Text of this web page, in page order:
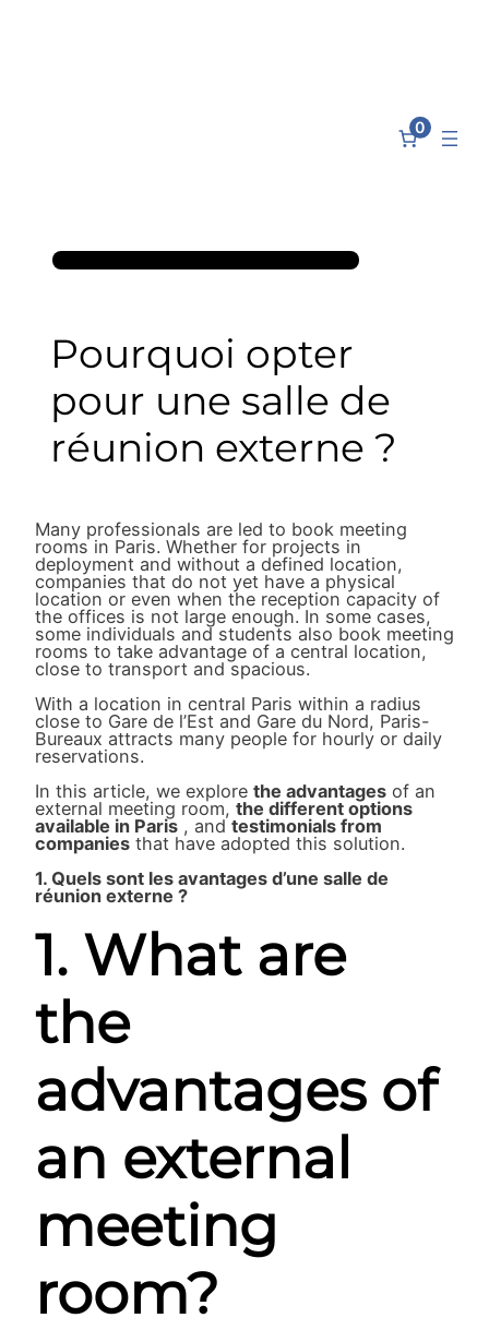
0
Pourquoi opter
pour une salle de
réunion externe ?
Many professionals are led to book meeting
rooms in Paris. Whether for projects in
deployment and without a defined location,
companies that do not yet have a physical
location or even when the reception capacity of
the offices is not large enough. In some cases,
some individuals and students also book meeting
rooms to take advantage of a central location,
close to transport and spacious.
With a location in central Paris within a radius
close to Gare de l’Est and Gare du Nord, Paris-
Bureaux attracts many people for hourly or daily
reservations.
In this article, we explore the advantages of an
external meeting room, the different options
available in Paris , andtestimonials from
companies that have adopted this solution.
1. Quels sont les avantages d’une salle de
réunion externe ?
1. What are
the
advantages of
an external
meeting
room?